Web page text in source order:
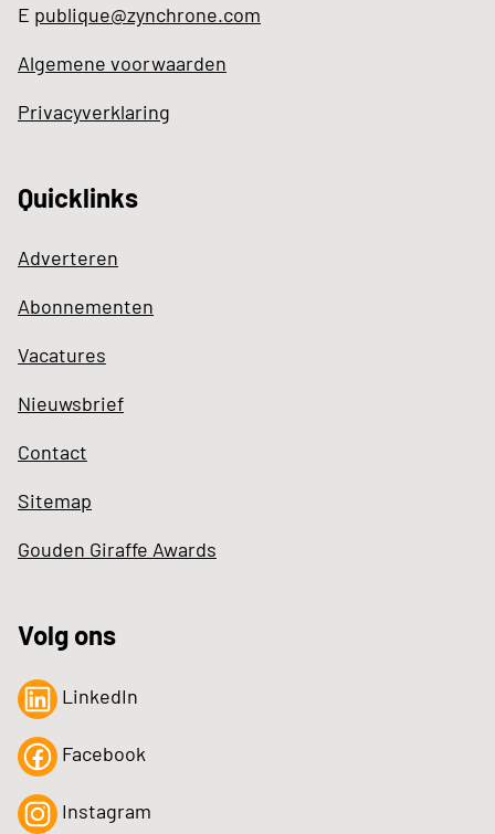
E publique@zynchrone.com
Algemene voorwaarden
Privacyverklaring
Quicklinks
Adverteren
Abonnementen
Vacatures
Nieuwsbrief
Contact
Sitemap
Gouden Giraffe Awards
Volg ons
LinkedIn
Facebook
Instagram